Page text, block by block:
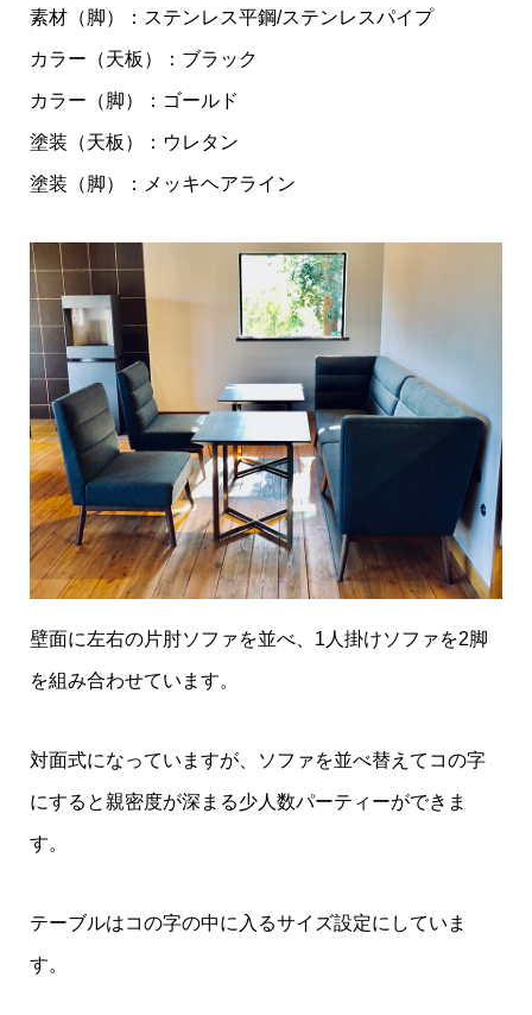
素材（脚）：ステンレス平鋼/ステンレスパイプ
カラー（天板）：ブラック
カラー（脚）：ゴールド
塗装（天板）：ウレタン
塗装（脚）：メッキヘアライン
壁面に左右の片肘ソファを並べ、1人掛けソファを2脚
を組み合わせています。
対面式になっていますが、ソファを並べ替えてコの字
にすると親密度が深まる少人数パーティーができま
す。
テーブルはコの字の中に入るサイズ設定にしていま
す。